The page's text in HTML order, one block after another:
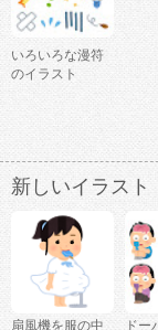
いろいろな漫符
のイラスト
新しいイラスト
扇風機を服の中 ドー